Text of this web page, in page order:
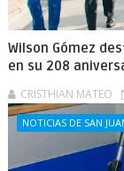
Wilson Gómez
en su 208
CRISTHIAN MATEO
NOTICIAS DE SAN